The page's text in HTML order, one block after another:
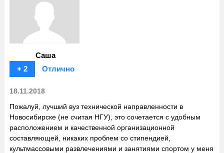
Саша
+ 2
Отлично
18.11.2018
Пожалуй, лучший вуз технической направленности в
Новосибирске (не считая НГУ), это сочетается с удобным
расположением и качественной организационной
составляющей, никаких проблем со стипендией,
культмассовыми развлечениями и занятиями спортом у меня